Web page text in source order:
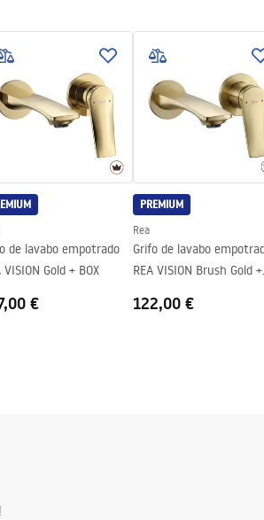
de lavabo empotrado
VISION Gold + BOX
€
PREMIUM
Rea
Grifo de lavabo
REA VISION Brush Gold +
122,00 €